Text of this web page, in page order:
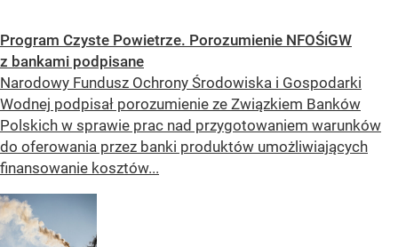
Program Czyste Powietrze. Porozumienie NFOŚiGW
z bankami podpisane
Narodowy Fundusz Ochrony Środowiska i Gospodarki
Wodnej podpisał porozumienie ze Związkiem Banków
Polskich w sprawie prac nad przygotowaniem warunków
do oferowania przez banki produktów umożliwiających
finansowanie kosztów...